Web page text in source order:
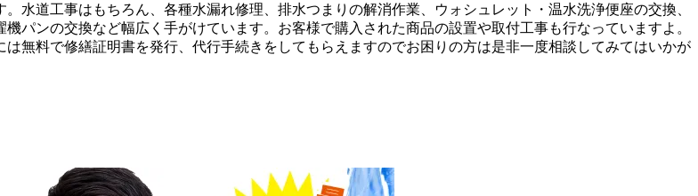
水道工事はもちろん、各種水漏れ修理、排水つまりの解消作業、ウォシュレット・温水洗浄便座の交換、
パンの交換など幅広く手がけています。お客様で購入された商品の設置や取付工事も行なっていますよ。
無料で修繕証明書を発行、代行手続きをしてもらえますのでお困りの方は是非一度相談してみてはいかが